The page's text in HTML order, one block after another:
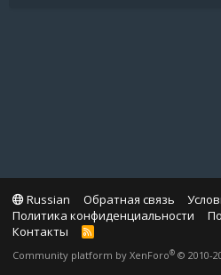
Russian Обратная связь
Политика конфиденциальности
Контакты
R
S
Community platform by XenForo® © 2010-